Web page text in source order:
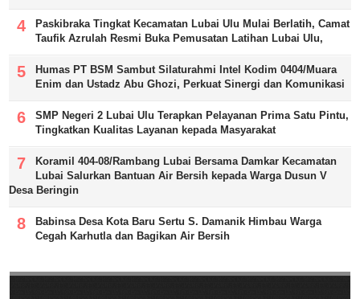
Paskibraka Tingkat Kecamatan Lubai Ulu Mulai Berlatih, Camat
Taufik Azrulah Resmi Buka Pemusatan Latihan Lubai Ulu,
Humas PT BSM Sambut Silaturahmi Intel Kodim 0404/Muara
Enim dan Ustadz Abu Ghozi, Perkuat Sinergi dan Komunikasi
SMP Negeri 2 Lubai Ulu Terapkan Pelayanan Prima Satu Pintu,
Tingkatkan Kualitas Layanan kepada Masyarakat
Koramil 404-08/Rambang Lubai Bersama Damkar Kecamatan
Lubai Salurkan Bantuan Air Bersih kepada Warga Dusun V
Desa Beringin
Babinsa Desa Kota Baru Sertu S. Damanik Himbau Warga
Cegah Karhutla dan Bagikan Air Bersih